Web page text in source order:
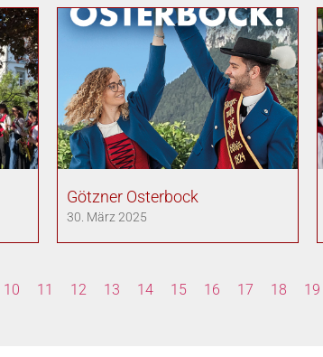
Götzner Osterbock
30. März 2025
10 11 12 13 14 15 16 17 18 19